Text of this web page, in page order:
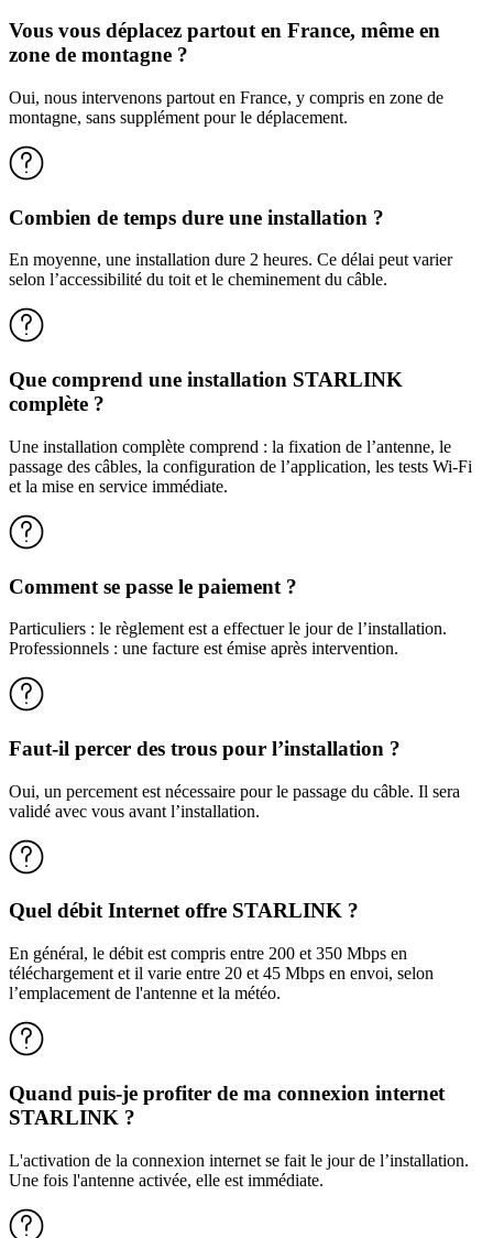
Vous vous déplacez partout en France, même en
zone de montagne ?
Oui, nous intervenons partout en France, y compris en zone de
montagne, sans supplément pour le déplacement.
Combien de temps dure une installation ?
En moyenne, une installation dure 2 heures. Ce délai peut varier
selon l’accessibilité du toit et le cheminement du câble.
Que comprend une installation STARLINK
complète ?
Une installation complète comprend : la fixation de l’antenne, le
passage des câbles, la configuration de l’application, les tests Wi-Fi
et la mise en service immédiate.
Comment se passe le paiement ?
Particuliers : le règlement est a effectuer le jour de l’installation.
Professionnels : une facture est émise après intervention.
Faut-il percer des trous pour l’installation ?
Oui, un percement est nécessaire pour le passage du câble. Il sera
validé avec vous avant l’installation.
Quel débit Internet offre STARLINK ?
En général, le débit est compris entre 200 et 350 Mbps en
téléchargement et il varie entre 20 et 45 Mbps en envoi, selon
l’emplacement de l'antenne et la météo.
Quand puis-je profiter de ma connexion internet
STARLINK ?
L'activation de la connexion internet se fait le jour de l’installation.
Une fois l'antenne activée, elle est immédiate.